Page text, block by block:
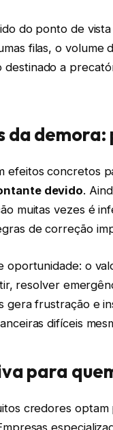
do ponto de
filas, o
a
demora:
efeitos concretos
devido.
muitas vezes é
de correção
oportunidade: o
resolver
gera frustração e
difíceis
para
credores